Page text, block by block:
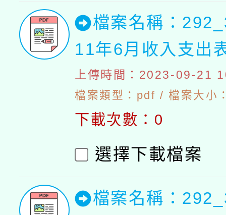
檔案名稱：
11年6月收入支出
上傳時間：2023-09-21
檔案類型：pdf / 檔案大小
下載次數：0
選擇下載檔案
檔案名稱：